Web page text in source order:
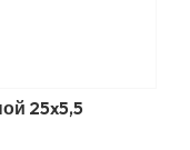
25x5,5